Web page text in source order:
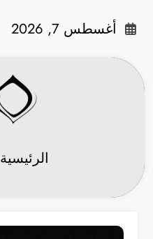
أغسطس 7, 2026
الرئيسية